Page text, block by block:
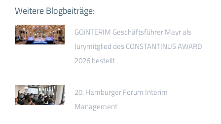
Weitere Blogbeiträge:
GOiNTERIM Geschäftsführer Mayr als
Jurymitglied des CONSTANTINUS AWARD
2026 bestellt
20. Hamburger Forum Interim
Management